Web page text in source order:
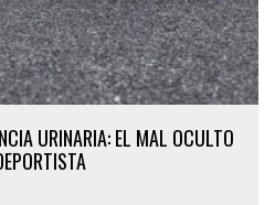
URINARIA: EL MAL OCULTO